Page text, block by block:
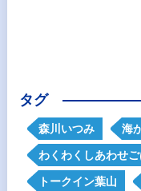
タグ
森川いつみ 海
わくわくしあわせ
トークイン葉山